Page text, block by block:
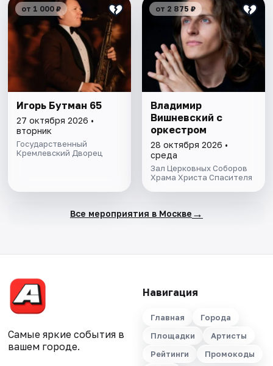
от 1 000 ₽
Игорь Бутман 65
27 октября 2026 •
вторник
Государственный
Кремлевский Дворец
от 2 875 ₽
Владимир
Вишневский с
оркестром
28 октября 2026 •
среда
Зал Церковных Соборов
Храма Христа Спасителя
Все мероприятия в Москве →
Самые яркие события в
вашем городе.
Навигация
Главная
Города
Площадки
Артисты
Рейтинги
Промокоды